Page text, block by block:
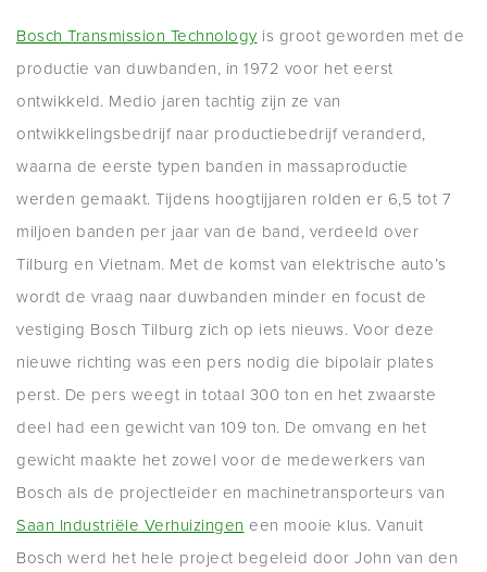
Bosch Transmission Technology is groot geworden met de
productie van duwbanden, in 1972 voor het eerst
ontwikkeld. Medio jaren tachtig zijn ze van
ontwikkelingsbedrijf naar productiebedrijf veranderd,
waarna de eerste typen banden in massaproductie
werden gemaakt. Tijdens hoogtijjaren rolden er 6,5 tot 7
miljoen banden per jaar van de band, verdeeld over
Tilburg en Vietnam. Met de komst van elektrische auto’s
wordt de vraag naar duwbanden minder en focust de
vestiging Bosch Tilburg zich op iets nieuws. Voor deze
nieuwe richting was een pers nodig die bipolair plates
perst. De pers weegt in totaal 300 ton en het zwaarste
deel had een gewicht van 109 ton. De omvang en het
gewicht maakte het zowel voor de medewerkers van
Bosch als de projectleider en machinetransporteurs van
Saan Industriële Verhuizingen een mooie klus. Vanuit
Bosch werd het hele project begeleid door John van den